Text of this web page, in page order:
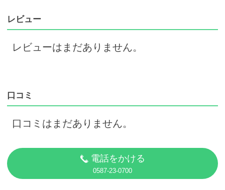
レビュー
レビューはまだありません。
口コミ
口コミはまだありません。
電話をかける
0587-23-0700